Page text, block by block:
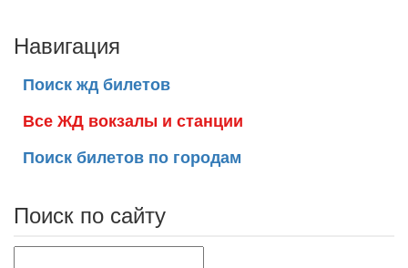
Навигация
Поиск жд билетов
Все ЖД вокзалы и станции
Поиск билетов по городам
Поиск по сайту